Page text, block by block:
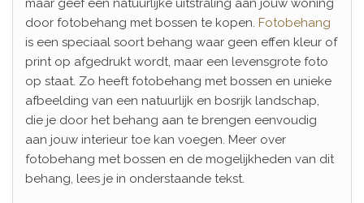
maar geef een natuurlijke uitstraling aan jouw woning
door fotobehang met bossen te kopen. Fotobehang
is een speciaal soort behang waar geen effen kleur of
print op afgedrukt wordt, maar een levensgrote foto
op staat. Zo heeft fotobehang met bossen en unieke
afbeelding van een natuurlijk en bosrijk landschap,
die je door het behang aan te brengen eenvoudig
aan jouw interieur toe kan voegen. Meer over
fotobehang met bossen en de mogelijkheden van dit
behang, lees je in onderstaande tekst.